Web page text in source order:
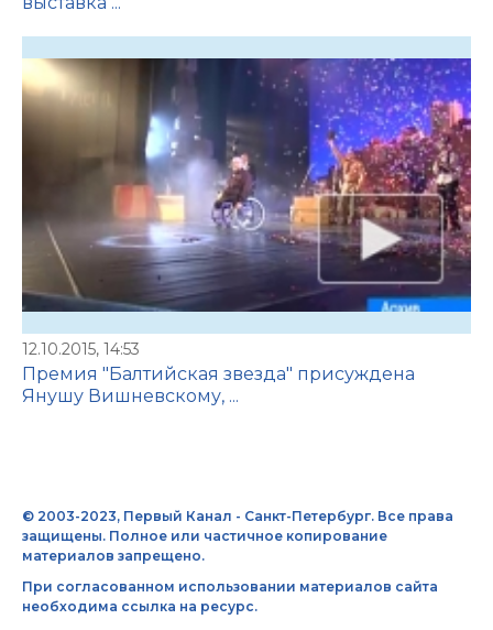
12.10.2015, 14:53
Премия "Балтийская звезда" присуждена
Янушу Вишневскому, ...
© 2003-2023, Первый Канал - Санкт-Петербург. Все права
защищены. Полное или частичное копирование
материалов запрещено.
При согласованном использовании материалов сайта
необходима ссылка на ресурс.